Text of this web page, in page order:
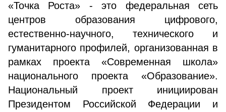
«Точка Роста» - это федеральная сеть
центров образования цифрового,
естественно-научного, технического и
гуманитарного профилей, организованная в
рамках проекта «Современная школа»
национального проекта «Образование».
Национальный проект инициирован
Президентом Российской Федерации и